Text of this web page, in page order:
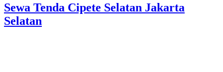
Sewa Tenda Cipete Selatan Jakarta
Selatan